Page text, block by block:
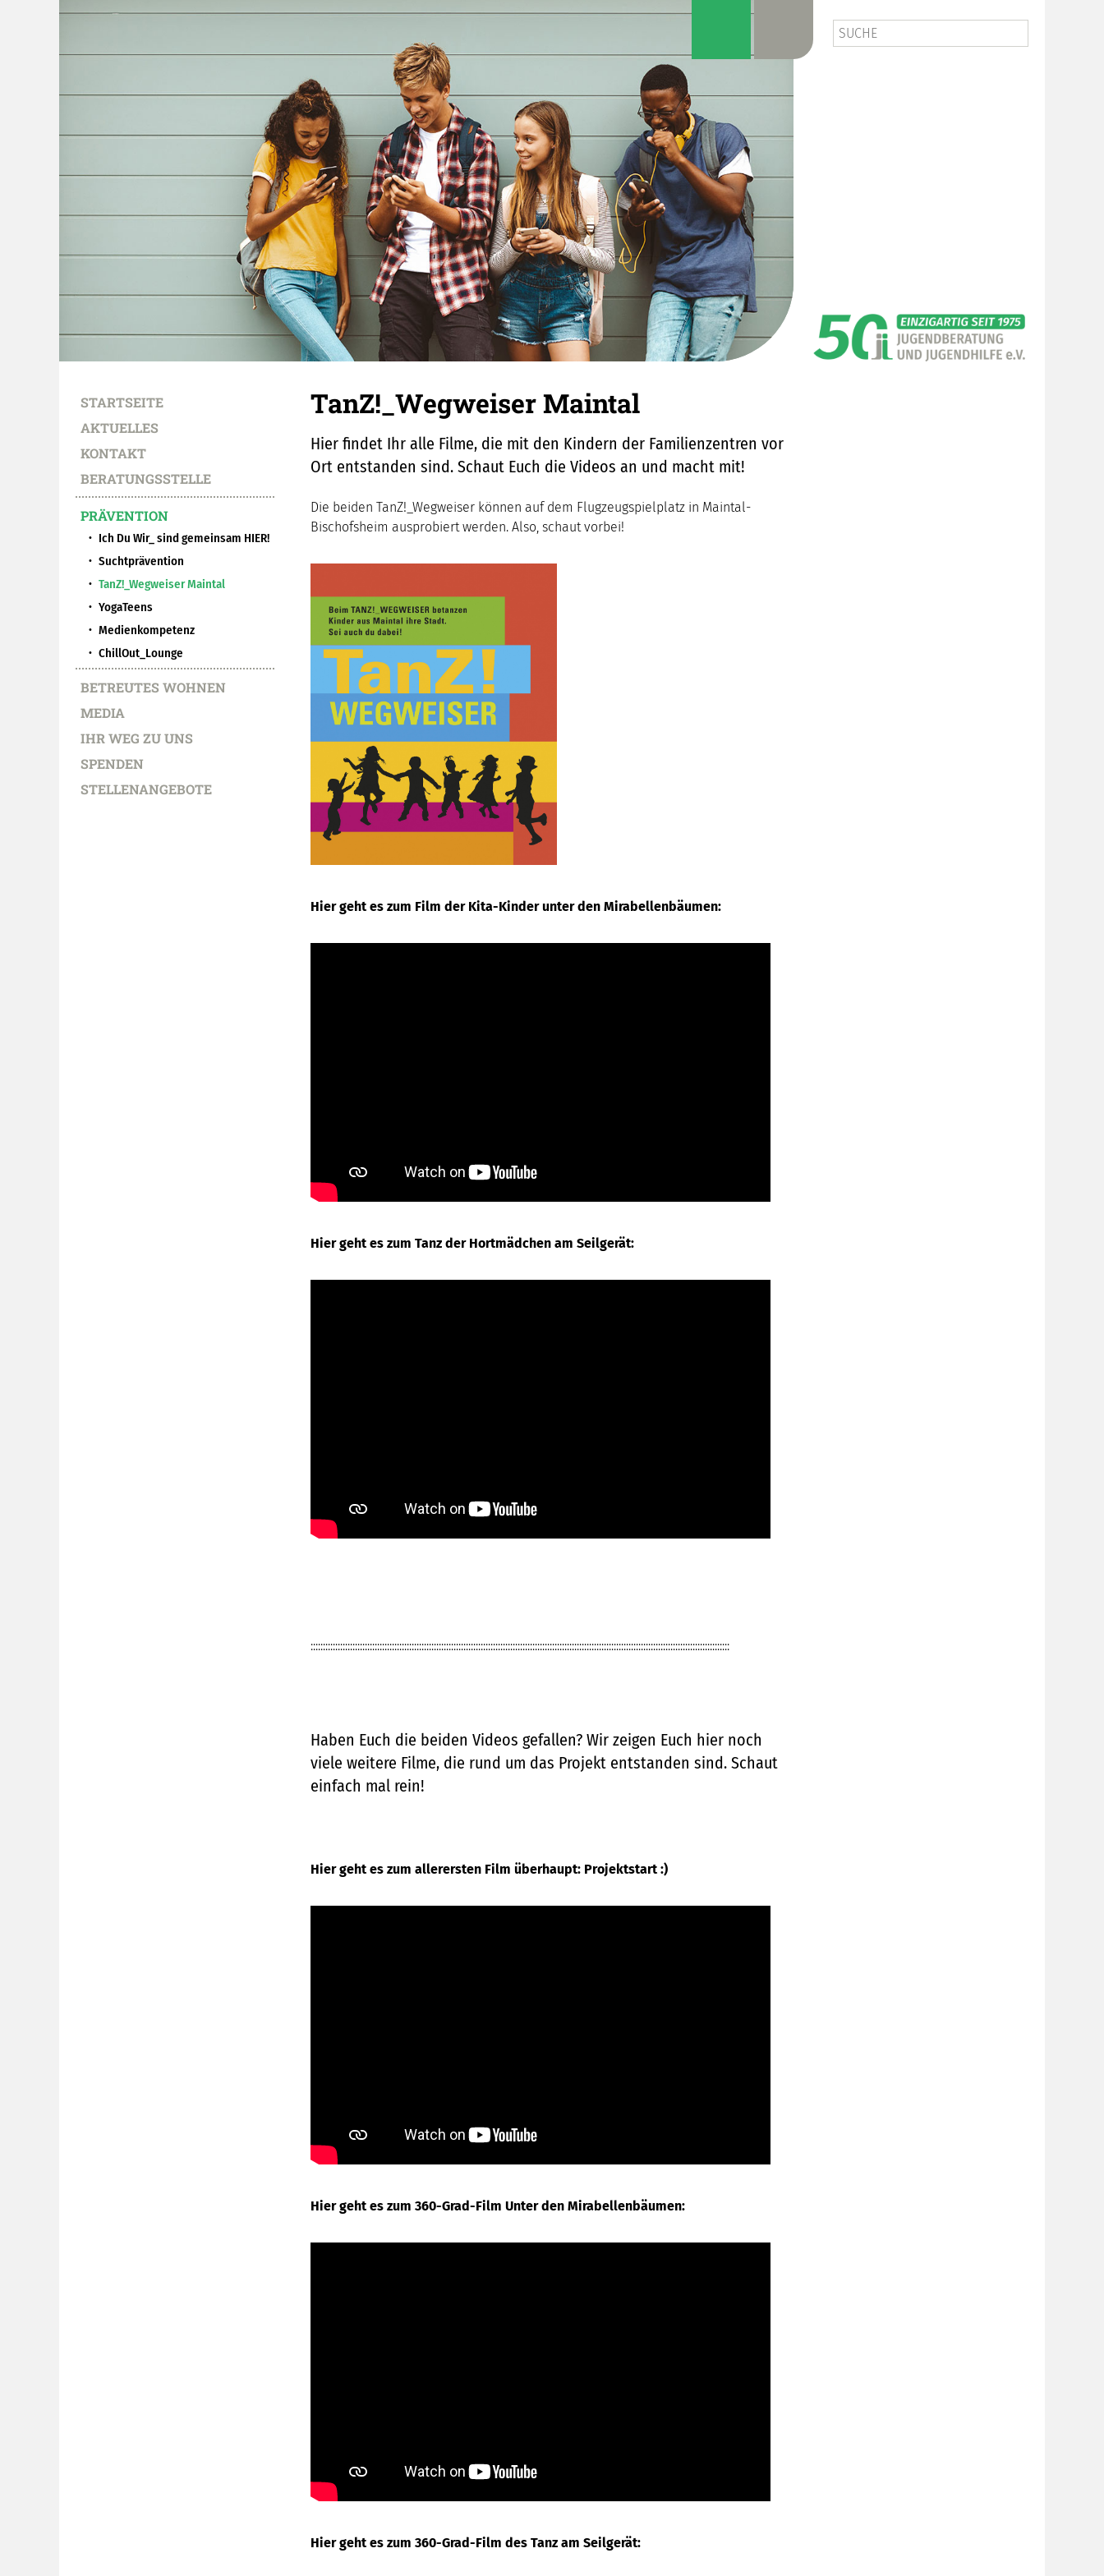
STARTSEITE
AKTUELLES
KONTAKT
BERATUNGSSTELLE
PRÄVENTION
Ich Du Wir_ sind gemeinsam HIER!
Suchtprävention
TanZ!_Wegweiser Maintal
YogaTeens
Medienkompetenz
ChillOut_Lounge
BETREUTES WOHNEN
MEDIA
IHR WEG ZU UNS
SPENDEN
STELLENANGEBOTE
TanZ!_Wegweiser Maintal
Hier findet Ihr alle Filme, die mit den Kindern der Familienzentren vor
Ort entstanden sind. Schaut Euch die Videos an und macht mit!
Die beiden TanZ!_Wegweiser können auf dem Flugzeugspielplatz in Maintal-
Bischofsheim ausprobiert werden. Also, schaut vorbei!
Hier geht es zum Film der Kita-Kinder unter den Mirabellenbäumen:
Hier geht es zum Tanz der Hortmädchen am Seilgerät:
::::::::::::::::::::::::::::::::::::::::::::::::::::::::::::::::::::::::::::::::::::::::::::::::::::::::::::::::::::::::::::::::::::::::::::::::::::::::::::::::::::::::::
Haben Euch die beiden Videos gefallen? Wir zeigen Euch hier noch
viele weitere Filme, die rund um das Projekt entstanden sind. Schaut
einfach mal rein!
Hier geht es zum allerersten Film überhaupt: Projektstart :)
Hier geht es zum 360-Grad-Film Unter den Mirabellenbäumen:
Hier geht es zum 360-Grad-Film des Tanz am Seilgerät: